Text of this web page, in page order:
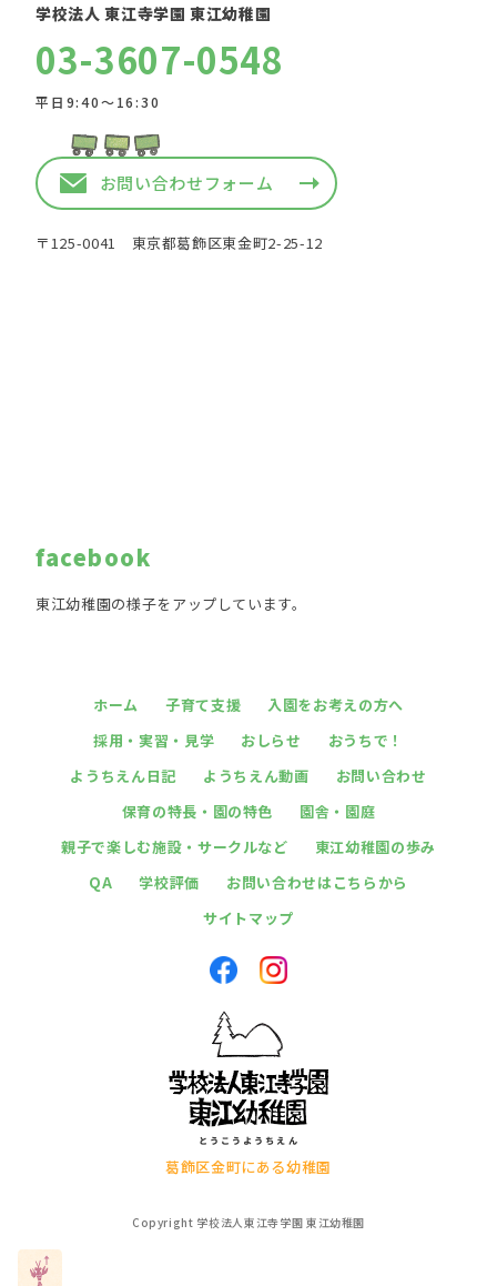
学校法人 東江寺学園 東江幼稚園
03-3607-0548
平日9:40〜16:30
お問い合わせフォーム
〒125-0041 東京都葛飾区東金町2-25-12
facebook
東江幼稚園の様子をアップしています。
ホーム 子育て支援
入園をお考えの方へ
採用・実習・見学
おしらせ
おうちで！
ようちえん日記
ようちえん動画
お問い合わせ
保育の特長・園の特色
園舎・園庭
親子で楽しむ施設・サークルなど
東江幼稚園の歩み
QA
学校評価
お問い合わせはこちらから
サイトマップ
葛飾区金町にある幼稚園
Copyright 学校法人東江寺学園 東江幼稚園